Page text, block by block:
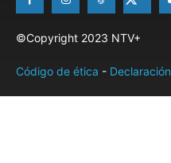
©Copyright 2023 NTV+
Código de ética -